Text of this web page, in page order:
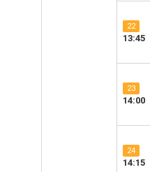
22
13:45
23
14:00
24
14:15